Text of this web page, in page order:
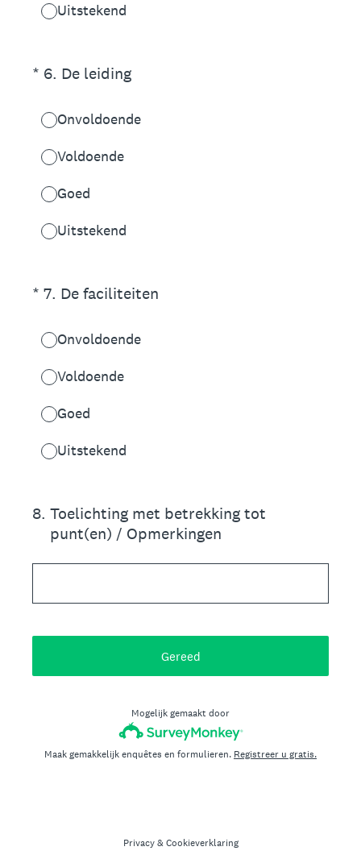
Uitstekend
* 6. De leiding
(Vereist.)
Onvoldoende
Voldoende
Goed
Uitstekend
* 7. De faciliteiten
(Vereist.)
Onvoldoende
Voldoende
Goed
Uitstekend
8. Toelichting met betrekking tot
punt(en) / Opmerkingen
Gereed
Mogelijk gemaakt door
Maak gemakkelijk enquêtes en formulieren. Registreer u gratis.
Privacy & Cookieverklaring